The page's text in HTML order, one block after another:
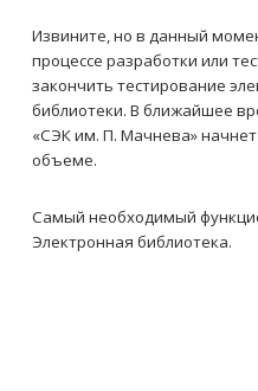
Извините, но в данный
процессе разработки или
закончить тестирование
библиотеки. В ближайшее
«СЭК им. П. Мачнева»
объеме.
Самый необходимый
Электронная библиотека.